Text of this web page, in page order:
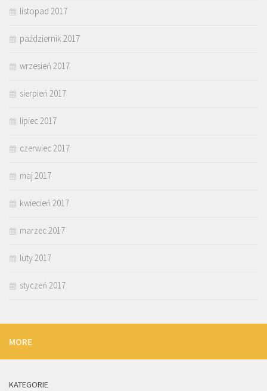
listopad 2017
październik 2017
wrzesień 2017
sierpień 2017
lipiec 2017
czerwiec 2017
maj 2017
kwiecień 2017
marzec 2017
luty 2017
styczeń 2017
MORE
KATEGORIE